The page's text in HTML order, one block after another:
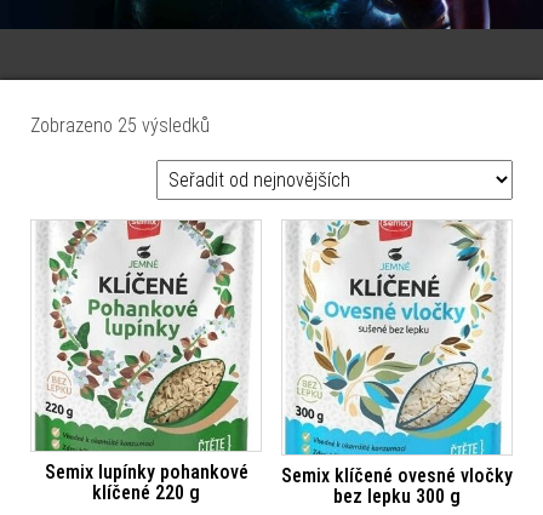
Zobrazeno 25 výsledků
Semix lupínky pohankové
klíčené 220 g
Semix klíčené ovesné vločky
bez lepku 300 g